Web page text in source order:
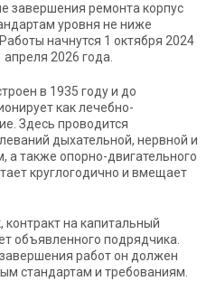
завершения ремонта корпус
уровня не ниже
начнутся 1 октября 2024
2026 года.
в 1935 году и до
как лечебно-
Здесь проводится
дыхательной, нервной и
а также опорно-двигательного
круглогодично и вмещает
контракт на капитальный
объявленного подрядчика.
работ он должен
стандартам и требованиям.